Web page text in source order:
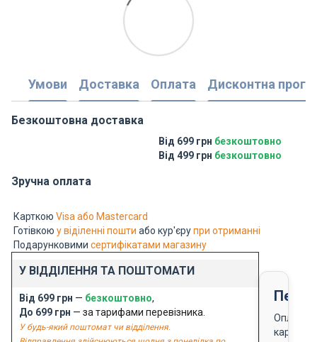
Умови Доставка Оплата Дисконтна
Безкоштовна доставка
Від 699 грн безкоштовно
Від 499 грн безкоштовно
Зручна оплата
Карткою Visa або Mastercard
Готівкою у віділенні пошти або кур'єрупри отриманні
Подарунковими сертифікатами магазину
У ВІДДІЛЕННЯ ТА ПОШТОМАТИ
Від 699 грн — безкоштовно,
До 699 грн — за тарифами перевізника.
У будь-який поштомат чи відділення.
Оплата
карткою